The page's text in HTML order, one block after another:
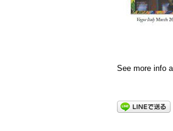
See more info